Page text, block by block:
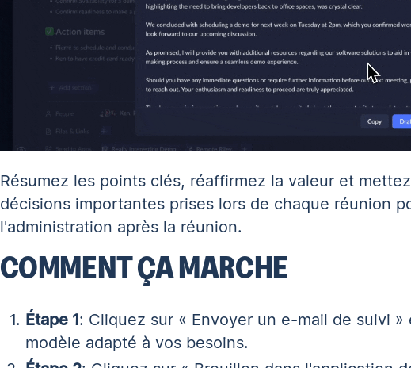
Résumez les points clés, réaffirmez la valeur et
décisions importantes prises lors de chaque réunion
l'administration après la réunion.
COMMENT ÇA MARCHE
Étape 1: Cliquez sur « Envoyer un e-mail de suivi
modèle adapté à vos besoins.